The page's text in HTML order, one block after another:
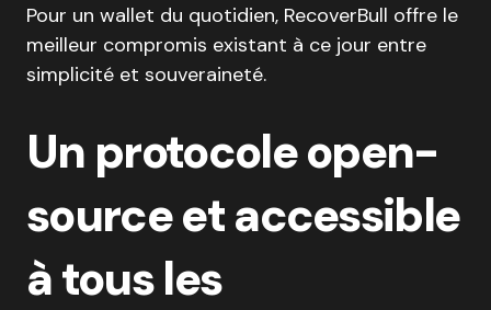
Pour un wallet du quotidien, RecoverBull offre le
meilleur compromis existant à ce jour entre
simplicité et souveraineté.
Un protocole open-
source et accessible
à tous les